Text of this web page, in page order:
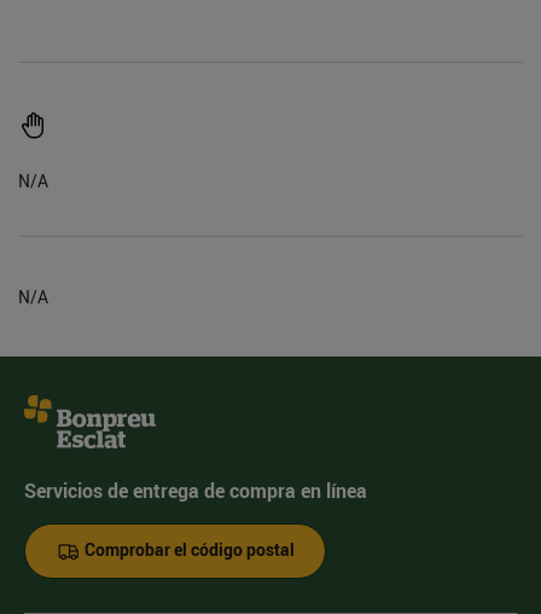
N/A
N/A
Servicios de entrega de compra en línea
Comprobar el código postal